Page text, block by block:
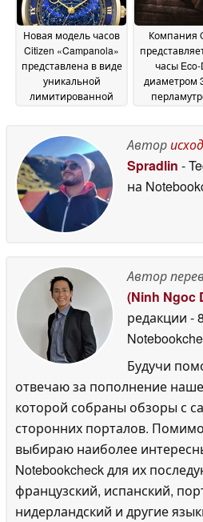
Новая модель часов
Citizen «Campanola»
представлена в виде
уникальной
лимитированной
циферблатом,
украшенным 452
звёздами01 July 2026
Компания
часы Eco-
диаметром
Автор
Spradlin -
на
Автор
(Ninh Ngoc
редакции -
Будучи
отвечаю за пополнение
которой собраны обзоры с
сторонних порталов.
выбираю наиболее
Notebookcheck для их
французский, испанский,
нидерландский и другие